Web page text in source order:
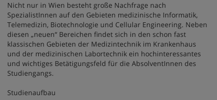
Nicht nur in Wien besteht große Nachfrage nach
SpezialistInnen auf den Gebieten medizinische Informatik,
Telemedizin, Biotechnologie und Cellular Engineering. Neben
diesen „neuen“ Bereichen findet sich in den schon fast
klassischen Gebieten der Medizintechnik im Krankenhaus
und der medizinischen Labortechnik ein hochinteressantes
und wichtiges Betätigungsfeld für die AbsolventInnen des
Studiengangs.
Studienaufbau